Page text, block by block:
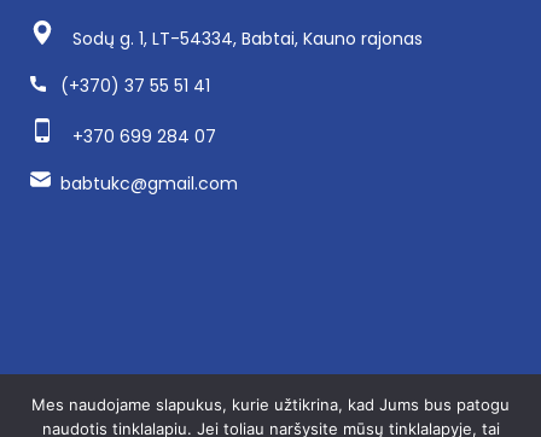
Sodų g. 1, LT-54334, Babtai, Kauno rajonas
(+370) 37 55 51 41
+370 699 284 07
babtukc@gmail.com
Mes naudojame slapukus, kurie užtikrina, kad Jums bus patogu
naudotis tinklalapiu. Jei toliau naršysite mūsų tinklalapyje, tai